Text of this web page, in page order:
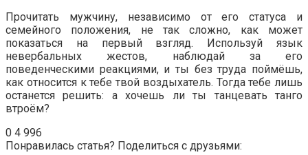
Прочитать мужчину, независимо от его статуса и
семейного положения, не так сложно, как может
показаться на первый взгляд. Используй язык
невербальных жестов, наблюдай за его
поведенческими реакциями, и ты без труда поймёшь,
как относится к тебе твой воздыхатель. Тогда тебе лишь
останется решить: а хочешь ли ты танцевать танго
втроём?
0 4 996
Понравилась статья? Поделиться с друзьями: